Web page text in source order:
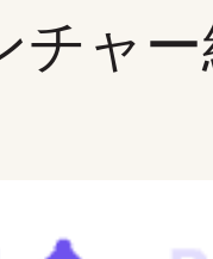
チャ